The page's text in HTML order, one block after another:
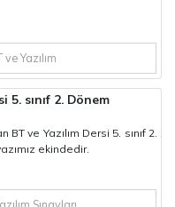
ve Yazılım
5. sınıf 2. Dönem
ve Yazılım Dersi 5. sınıf 2.
ekindedir.